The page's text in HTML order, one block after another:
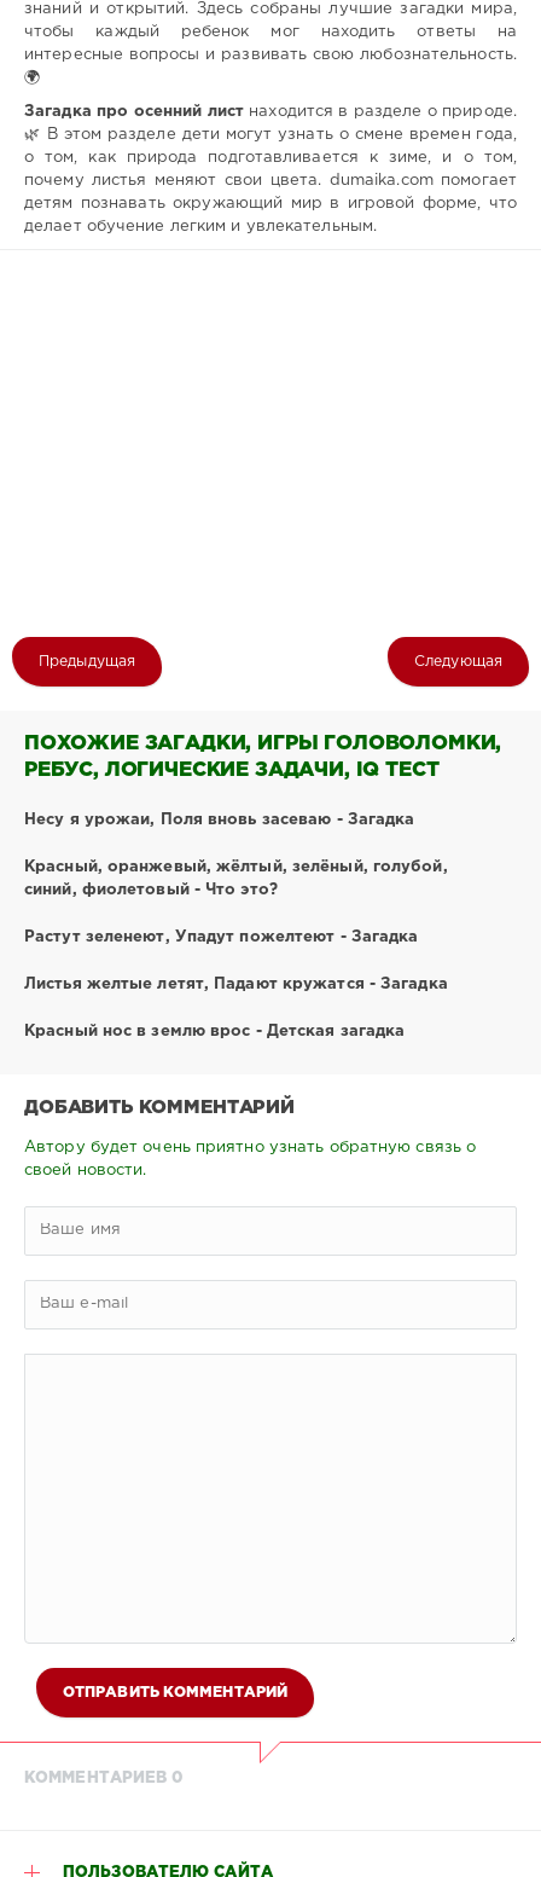
знаний и открытий. Здесь собраны лучшие загадки мира,
чтобы каждый ребенок мог находить ответы на
интересные вопросы и развивать свою любознательность.
🌍
Загадка про осенний листнаходится в разделе о природе.
🌿 В этом разделе дети могут узнать о смене времен года,
о том, как природа подготавливается к зиме, и о том,
почему листья меняют свои цвета. dumaika.com помогает
детям познавать окружающий мир в игровой форме, что
делает обучение легким и увлекательным.
Предыдущая Следующая
ПОХОЖИЕ ЗАГАДКИ, ИГРЫ ГОЛОВОЛОМКИ,
РЕБУС, ЛОГИЧЕСКИЕ ЗАДАЧИ, IQ ТЕСТ
Несу я урожаи, Поля вновь засеваю - Загадка
Красный, оранжевый, жёлтый, зелёный, голубой,
синий, фиолетовый - Что это?
Растут зеленеют, Упадут пожелтеют - Загадка
Листья желтые летят, Падают кружатся - Загадка
Красный нос в землю врос - Детская загадка
ДОБАВИТЬ КОММЕНТАРИЙ
Автору будет очень приятно узнать обратную связь о
своей новости.
ОТПРАВИТЬ КОММЕНТАРИЙ
КОММЕНТАРИЕВ 0
ПОЛЬЗОВАТЕЛЮ САЙТА